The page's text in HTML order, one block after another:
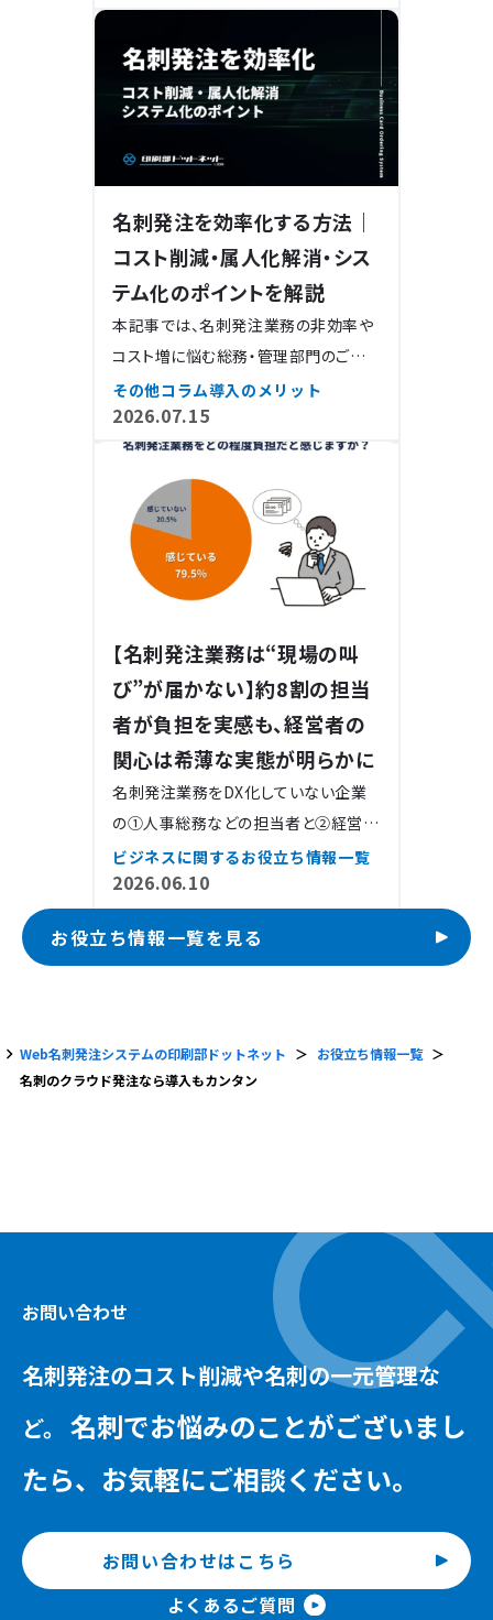
名刺発注を効率化する方法｜
コスト削減・属人化解消・シス
テム化のポイントを解説
本記事では、名刺発注業務の非効率や
コスト増に悩む総務・管理部門のご担
当者様に向けて、業務を劇的に改善
その他コラム導入のメリット
2026.07.15
【名刺発注業務は“現場の叫
び”が届かない】約8割の担当
者が負担を実感も、経営者の
関心は希薄な実態が明らかに
名刺発注業務をDX化していない企業
の①人事総務などの担当者と②経営者
のそれぞれを対象に、「名刺作成
ビジネスに関するお役立ち情報一覧
2026.06.10
お役立ち情報一覧を見る
chevron_right Web名刺発注システムの印刷部ドットネット
お役立ち情報一覧
名刺のクラウド発注なら導入もカンタン
お問い合わせ
名刺発注のコスト削減や名刺の一元管理な
ど。
名刺でお悩みのことがございまし
たら、 お気軽にご相談ください。
お問い合わせはこちら
よくあるご質問